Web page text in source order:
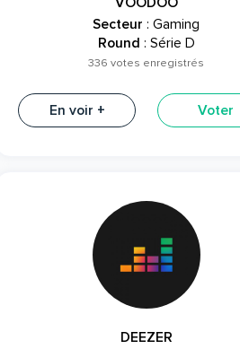
Secteur : Gaming
Round : Série D
336 votes enregistrés
En voir + Voter
DEEZER